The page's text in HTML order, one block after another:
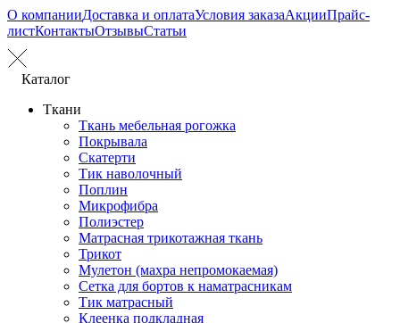
О компанииДоставка и оплатаУсловия заказаАкцииПрайс-
листКонтактыОтзывыСтатьи
Каталог
Ткани
Ткань мебельная рогожка
Покрывала
Скатерти
Тик наволочный
Поплин
Микрофибра
Полиэстер
Матрасная трикотажная ткань
Трикот
Мулетон (махра непромокаемая)
Сетка для бортов к наматрасникам
Тик матрасный
Клеенка подкладная